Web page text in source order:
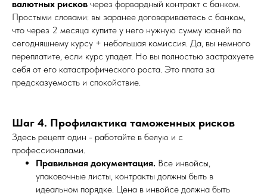
валютных рисков через форвардный контракт с банком.
Простыми словами: вы заранее договариваетесь с банком,
что через 2 месяца купите у него нужную сумму юаней по
сегодняшнему курсу + небольшая комиссия. Да, вы немного
переплатите, если курс упадет. Но вы полностью застрахуете
себя от его катастрофического роста. Это плата за
предсказуемость и спокойствие.
Шаг 4. Профилактика таможенных рисков
Здесь рецепт один - работайте в белую и с
профессионалами.
Правильная документация. Все инвойсы,
упаковочные листы, контракты должны быть в
идеальном порядке. Цена в инвойсе должна быть